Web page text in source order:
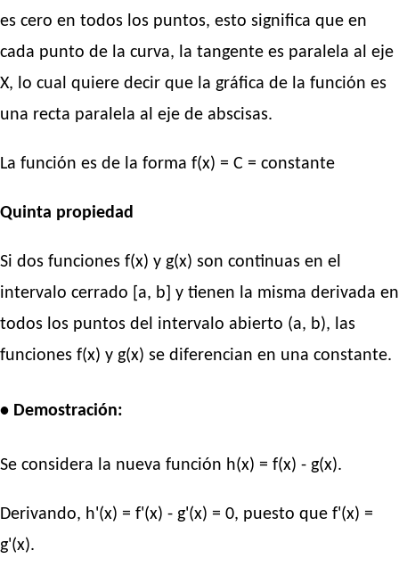
es cero en todos los puntos, esto significa que en
cada punto de la curva, la tangente es paralela al eje
X, lo cual quiere decir que la gráfica de la función es
una recta paralela al eje de abscisas.
La función es de la forma f(x) = C = constante
Quinta propiedad
Si dos funciones f(x) y g(x) son continuas en el
intervalo cerrado [a, b] y tienen la misma derivada en
todos los puntos del intervalo abierto (a, b), las
funciones f(x) y g(x) se diferencian en una constante.
• Demostración:
Se considera la nueva función h(x) = f(x) - g(x).
Derivando, h'(x) = f'(x) - g'(x) = 0, puesto que f'(x) =
g'(x).